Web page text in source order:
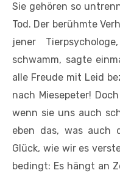
Sie gehören so
Tod. Der berühmte
jener
schwamm, sagte
alle Freude mit Leid
nach Miesepeter!
wenn sie uns auch
eben das, was auch
Glück, wie wir es
bedingt: Es hängt an